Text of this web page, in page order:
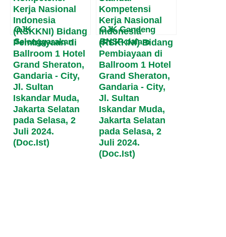
Masyarakat Papua
OJK
Selenggarakan
Konvensi RSKKNI
Pembiayaan:
Upaya
Penyempurnaan
Standar
Kompetensi Kerja
Nasional
Indonesia
OJK Gandeng
BNSP dalam
Konvensi RSKKNI
Pembiayaan untuk
Mengembangkan
Standar
Kompetensi SDM